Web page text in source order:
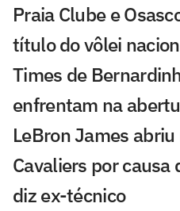
Praia Clube e
título do vôlei
Times de
enfrentam na
LeBron James
Cavaliers por causa
diz ex-técnico